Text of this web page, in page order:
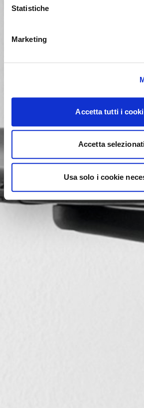
Statistiche
Marketing
Accetta tutti i
Accetta
Usa solo i cookie